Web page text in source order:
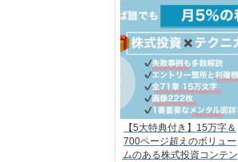
【5大特典付き】15万字＆
700ページ超えのボリュー
ムのある株式投資コンテン